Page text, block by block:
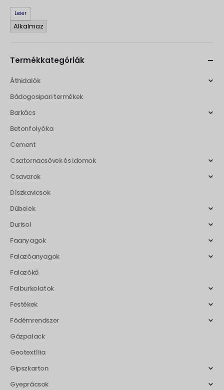
Gyártó
Leier
Alkalmaz
Termékkategóriák
Áthidalók
Bádogosipari termékek
Barkács
Betonfolyóka
Cement
Csatornacsövek és idomok
Csavarok
Díszkavicsok
Dübelek
Durisol
Faanyagok
Falazóanyagok
Falazókő
Falburkolatok
Festékek
Födémrendszer
Gázpalack
Geotextília
Gipszkarton
Gyeprácsok